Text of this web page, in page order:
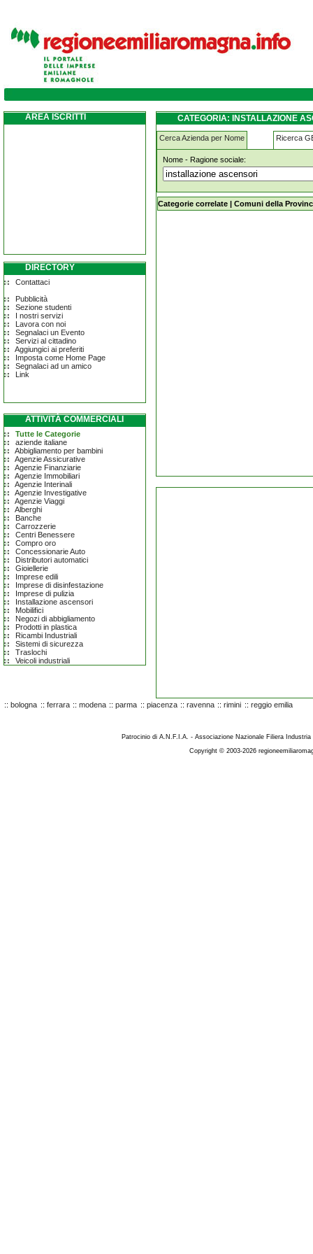
installazione-ascensori meldola
AREA ISCRITTI
DIRECTORY
Contattaci
Pubblicità
Sezione studenti
I nostri servizi
Lavora con noi
Segnalaci un Evento
Servizi al cittadino
Aggiungici ai preferiti
Imposta come Home Page
Segnalaci ad un amico
Link
ATTIVITÀ COMMERCIALI
Tutte le Categorie
aziende italiane
Abbigliamento per bambini
Agenzie Assicurative
Agenzie Finanziarie
Agenzie Immobiliari
Agenzie Interinali
Agenzie Investigative
Agenzie Viaggi
Alberghi
Banche
Carrozzerie
Centri Benessere
Compro oro
Concessionarie Auto
Distributori automatici
Gioiellerie
Imprese edili
Imprese di disinfestazione
Imprese di pulizia
Installazione ascensori
Mobilifici
Negozi di abbigliamento
Prodotti in plastica
Ricambi Industriali
Sistemi di sicurezza
Traslochi
Veicoli industriali
CATEGORIA: INSTALLAZIONE
Cerca Azienda per Nome Ricerca
Nome - Ragione sociale:
installazione-ascensori meldola
Categorie correlate | Comuni della
:: bologna :: ferrara :: modena :: parma :: piacenza :: ravenna :: rimini :: reggio emilia
Patrocinio di A.N.F.I.A. - Associazione Nazionale Filiera
Copyright © 2003-2026